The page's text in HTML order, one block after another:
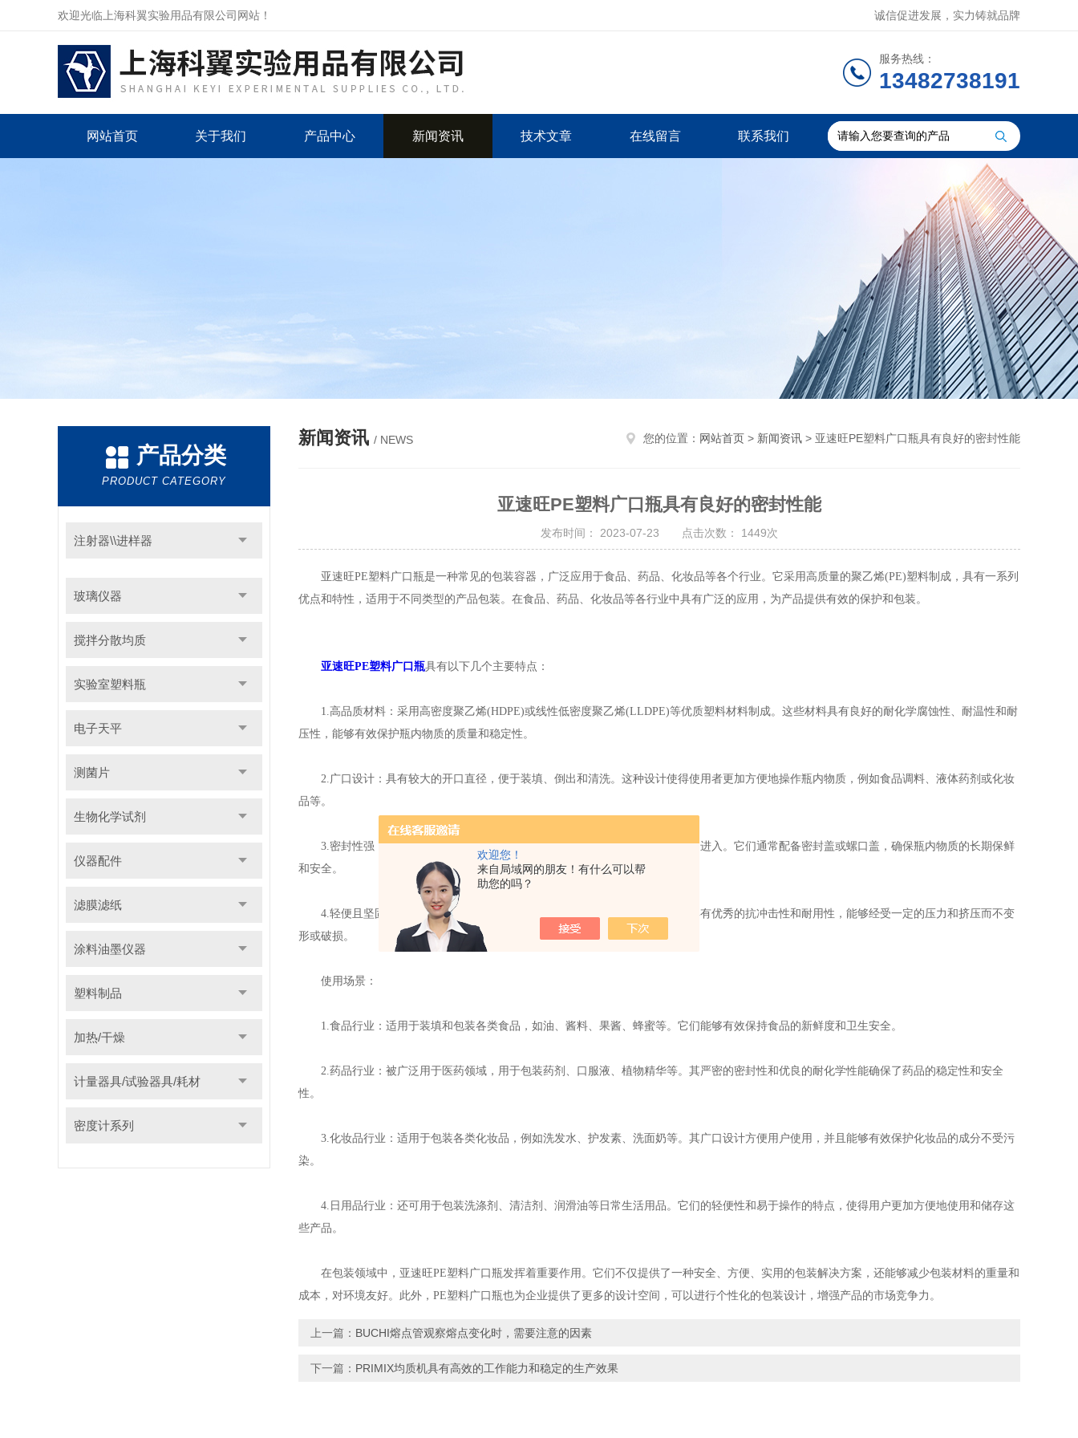
欢迎您！
来自局域网的朋友！有什么可以帮
助您的吗？
欢迎光临上海科翼实验用品有限公司网站！ 诚信促进发展，实力铸就品牌
服务热线：
13482738191
网站首页 关于我们 产品中心 新闻资讯 技术文章 在线留言 联系我们
产品分类
PRODUCT CATEGORY
注射器\\进样器
玻璃仪器
搅拌分散均质
实验室塑料瓶
电子天平
测菌片
生物化学试剂
仪器配件
滤膜滤纸
涂料油墨仪器
塑料制品
加热/干燥
计量器具/试验器具/耗材
密度计系列
新闻资讯 / NEWS 您的位置： 网站首页 > 新闻资讯 > 亚速旺PE塑料广口瓶具有良好的密封性能
亚速旺PE塑料广口瓶具有良好的密封性能
发布时间： 2023-07-23 点击次数： 1449次
亚速旺PE塑料广口瓶是一种常见的包装容器，广泛应用于食品、药品、化妆品等各个行业。它采用高质量的聚乙烯(PE)塑料制成，具有一系列
优点和特性，适用于不同类型的产品包装。在食品、药品、化妆品等各行业中具有广泛的应用，为产品提供有效的保护和包装。
亚速旺PE塑料广口瓶具有以下几个主要特点：
1.高品质材料：采用高密度聚乙烯(HDPE)或线性低密度聚乙烯(LLDPE)等优质塑料材料制成。这些材料具有良好的耐化学腐蚀性、耐温性和耐
压性，能够有效保护瓶内物质的质量和稳定性。
2.广口设计：具有较大的开口直径，便于装填、倒出和清洗。这种设计使得使用者更加方便地操作瓶内物质，例如食品调料、液体药剂或化妆
品等。
3.密封性强：具有良好的密封性能，可以有效防止外界空气、湿度和污染物的进入。它们通常配备密封盖或螺口盖，确保瓶内物质的长期保鲜
和安全。
4.轻便且坚固耐用：相对于玻璃瓶来说更加轻便，不易破碎。同时，它们还具有优秀的抗冲击性和耐用性，能够经受一定的压力和挤压而不变
形或破损。
使用场景：
1.食品行业：适用于装填和包装各类食品，如油、酱料、果酱、蜂蜜等。它们能够有效保持食品的新鲜度和卫生安全。
2.药品行业：被广泛用于医药领域，用于包装药剂、口服液、植物精华等。其严密的密封性和优良的耐化学性能确保了药品的稳定性和安全
性。
3.化妆品行业：适用于包装各类化妆品，例如洗发水、护发素、洗面奶等。其广口设计方便用户使用，并且能够有效保护化妆品的成分不受污
染。
4.日用品行业：还可用于包装洗涤剂、清洁剂、润滑油等日常生活用品。它们的轻便性和易于操作的特点，使得用户更加方便地使用和储存这
些产品。
在包装领域中，亚速旺PE塑料广口瓶发挥着重要作用。它们不仅提供了一种安全、方便、实用的包装解决方案，还能够减少包装材料的重量和
成本，对环境友好。此外，PE塑料广口瓶也为企业提供了更多的设计空间，可以进行个性化的包装设计，增强产品的市场竞争力。
上一篇： BUCHI熔点管观察熔点变化时，需要注意的因素
下一篇： PRIMIX均质机具有高效的工作能力和稳定的生产效果